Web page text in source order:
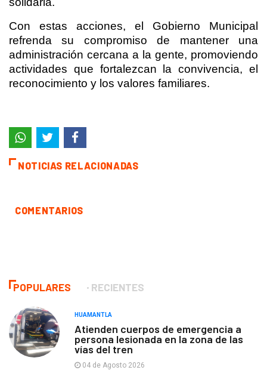
Con estas acciones, el Gobierno Municipal
refrenda su compromiso de mantener una
administración cercana a la gente, promoviendo
actividades que fortalezcan la convivencia, el
reconocimiento y los valores familiares.
NOTICIAS RELACIONADAS
COMENTARIOS
POPULARES RECIENTES
HUAMANTLA
Atienden cuerpos de emergencia a
persona lesionada en la zona de las
vías del tren
04 de Agosto 2026